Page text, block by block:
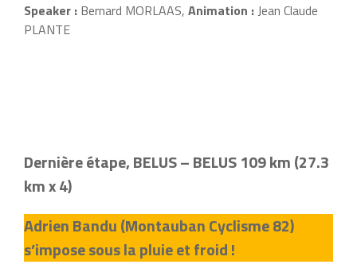
Speaker : Bernard MORLAAS, Animation :Jean Claude
PLANTE
Dernière étape, BELUS – BELUS 109 km (27.3
km x 4)
Adrien Bandu (Montauban Cyclisme 82)
s’impose sous la pluie et froid !